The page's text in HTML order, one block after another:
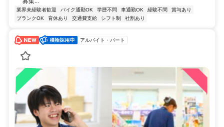
業界未経験者歓迎 バイク通勤OK 学歴不問 車通勤OK 経験不問
賞与あり
ブランクOK
育休あり 交通費支給 シフト制 社割あり
アルバイト・パート